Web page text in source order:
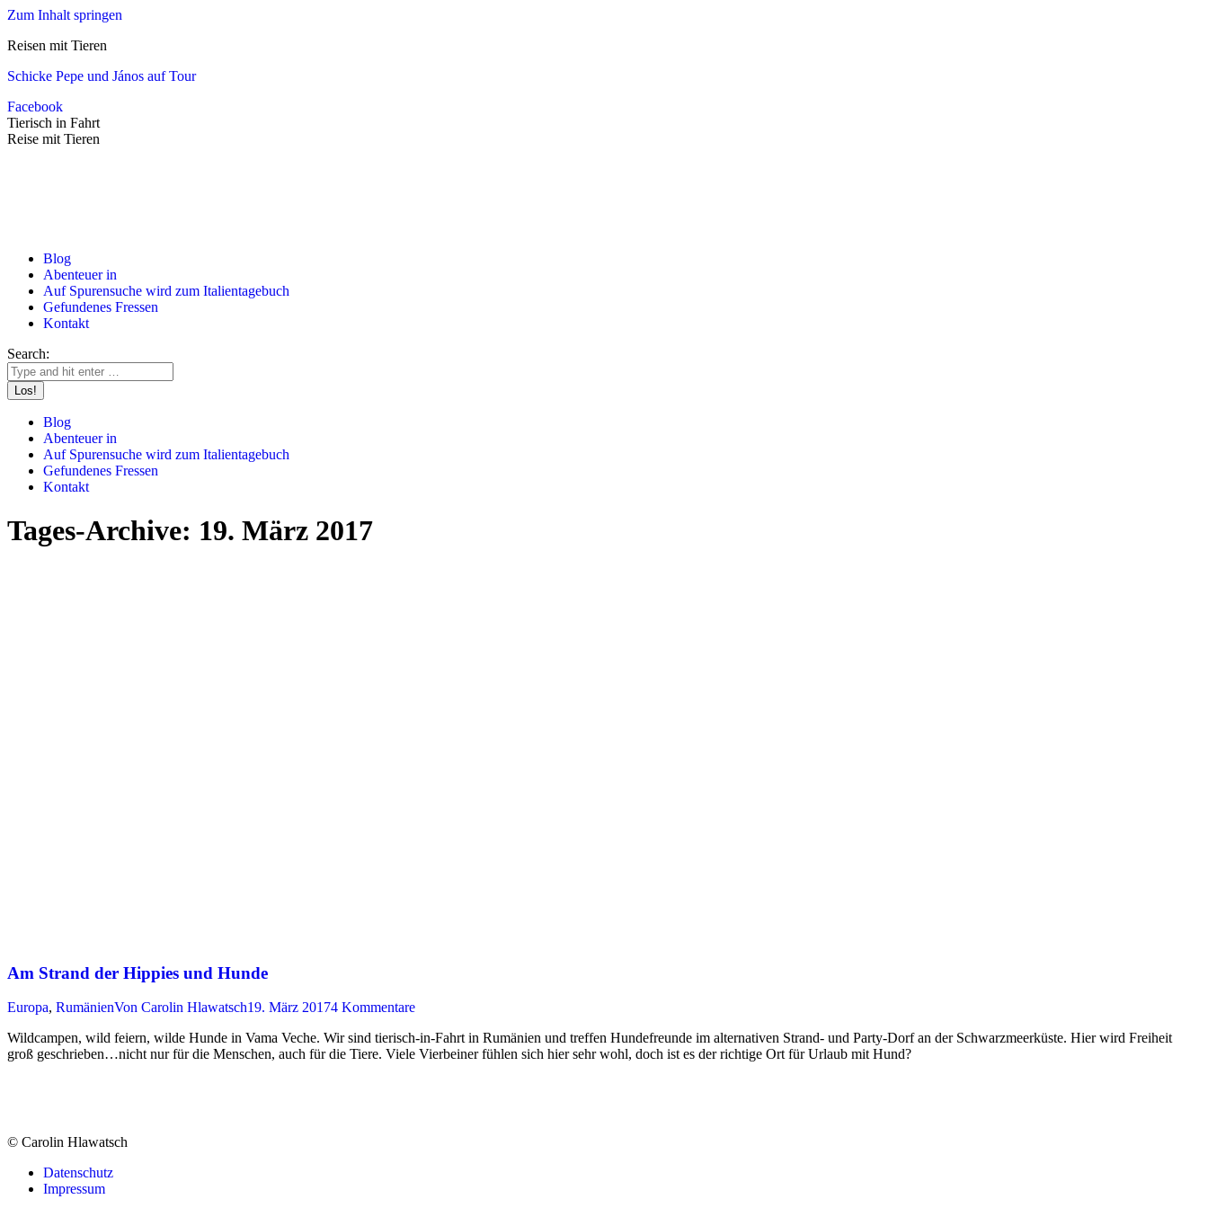
Zum Inhalt springen
Reisen mit Tieren
Schicke Pepe und János auf Tour
Facebook
Tierisch in Fahrt
Reise mit Tieren
Blog
Abenteuer in
Auf Spurensuche wird zum Italientagebuch
Gefundenes Fressen
Kontakt
Search:
Blog
Abenteuer in
Auf Spurensuche wird zum Italientagebuch
Gefundenes Fressen
Kontakt
Tages-Archive: 19. März 2017
Am Strand der Hippies und Hunde
Europa, RumänienVon Carolin Hlawatsch19. März 20174 Kommentare
Wildcampen, wild feiern, wilde Hunde in Vama Veche. Wir sind tierisch-in-Fahrt in Rumänien und treffen Hundefreunde im alternativen Strand- und Party-Dorf an der Schwarzmeerküste. Hier wird Freiheit
groß geschrieben…nicht nur für die Menschen, auch für die Tiere. Viele Vierbeiner fühlen sich hier sehr wohl, doch ist es der richtige Ort für Urlaub mit Hund?
© Carolin Hlawatsch
Datenschutz
Impressum